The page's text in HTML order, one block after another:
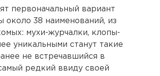
первоначальный вариант
около 38 наименований, из
мухи-журчалки, клопы-
уникальными станут такие
не встречавшийся в
редкий ввиду своей